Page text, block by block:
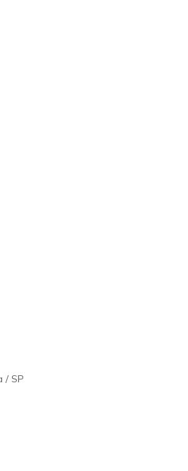
/ SP